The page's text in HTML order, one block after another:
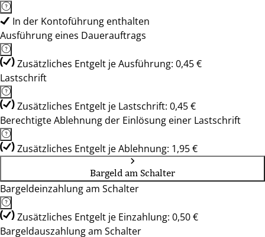
In der Kontoführung enthalten
Ausführung eines Dauerauftrags
Zusätzliches Entgelt je Ausführung: 0,45 €
Lastschrift
Zusätzliches Entgelt je Lastschrift: 0,45 €
Berechtigte Ablehnung der Einlösung einer Lastschrift
Zusätzliches Entgelt je Ablehnung: 1,95 €
Bargeld am Schalter
Bargeldeinzahlung am Schalter
Zusätzliches Entgelt je Einzahlung: 0,50 €
Bargeldauszahlung am Schalter